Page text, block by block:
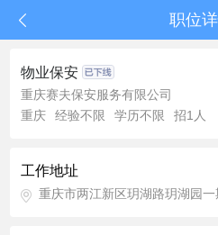
职位
物业保安
重庆赛夫保安服务有限公司
重庆
经验不限 学历不限 招1人
工作地址
重庆市两江新区玥湖路玥湖园